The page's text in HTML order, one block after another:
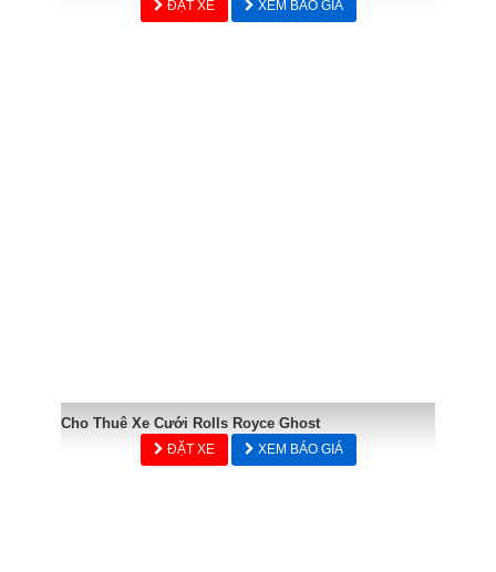
ĐẶT XE XEM BÁO GIÁ
Cho Thuê Xe Cưới Rolls Royce Ghost
ĐẶT XE XEM BÁO GIÁ